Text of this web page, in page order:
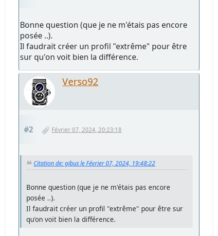
Bonne question (que je ne m'étais pas encore
posée ..).
Il faudrait créer un profil "extrême" pour être
sur qu'on voit bien la différence.
Verso92
#2 Février 07, 2024, 20:23:18
Citation de: gibus le Février 07, 2024, 19:48:22
Bonne question (que je ne m'étais pas encore
posée ..).
Il faudrait créer un profil "extrême" pour être sur
qu'on voit bien la différence.